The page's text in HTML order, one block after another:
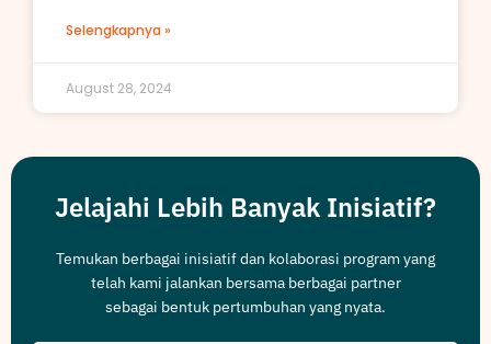
Selengkapnya »
August 28, 2024
Jelajahi Lebih Banyak Inisiatif?
Temukan berbagai inisiatif dan kolaborasi program yang
telah kami jalankan bersama berbagai partner
sebagai bentuk pertumbuhan yang nyata.